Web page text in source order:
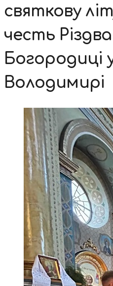
святкову
честь
Богородиці
Володимирі